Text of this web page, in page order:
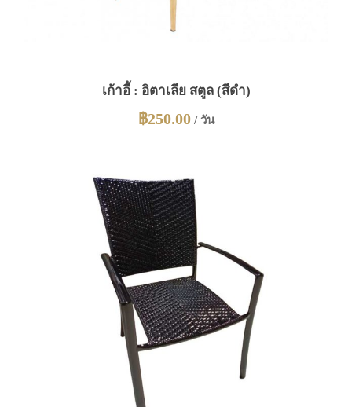
เก้าอี้ : อิตาเลีย สตูล (สีดำ)
฿250.00/ วัน